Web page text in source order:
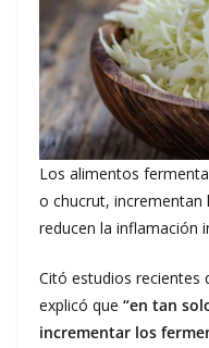
Los alimentos
o chucrut, incrementan
reducen la inflamación
Citó estudios recientes
explicó que “en tan
incrementar los